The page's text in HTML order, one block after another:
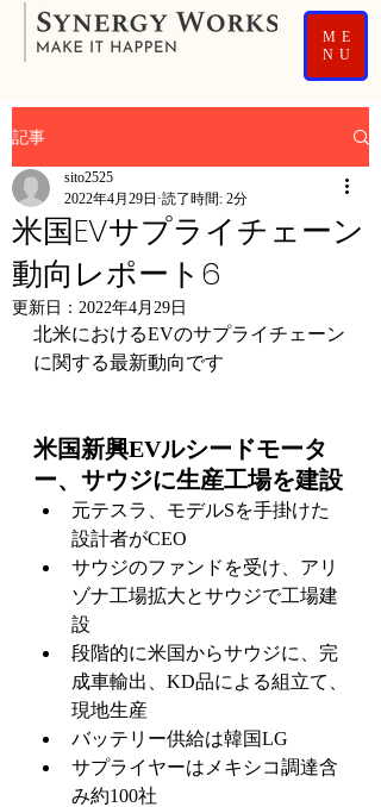
ME
NU
記事
米国EVサプライチェーン
動向レポート6
sito2525
2022年4月29日 読了時間: 2分
更新日： 2022年4月29日
北米におけるEVのサプライチェーン
に関する最新動向です
米国新興EVルシードモータ
ー、サウジに生産工場を建設
元テスラ、モデルSを手掛けた
設計者がCEO
サウジのファンドを受け、アリ
ゾナ工場拡大とサウジで工場建
設
段階的に米国からサウジに、完
成車輸出、KD品による組立て、
現地生産
バッテリー供給は韓国LG
サプライヤーはメキシコ調達含
み約100社